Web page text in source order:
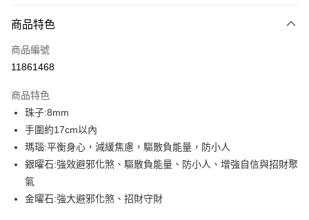
【大哥付你分期使用說明】
2.付款方式選擇「大哥付你分期」，訂單成立後會自動跳轉到大哥付的交易
流程，驗證手機門號後，選擇欲分期的期數、繳款截止日，確認付款後即完
3.實際核准額度、可分期數及費用金額請依後續交易確認頁面所載為準。
4.訂單成立30分鐘內，如未前往確認交易或遇審核未通過，訂單將自動取
消。如遇「轉專審核」未通過狀況，表示未達大哥付你分期系統評分，恕無
法說明評估內容。
1.分期款項不併入電信帳單，「大哥付你分期」於每月結算日後寄送繳費提
醒簡訊。
2.透過簡訊連結打開帳單後，可選擇「超商條碼／台灣大直營門市／銀行轉
帳／街口支付／iPASS MONEY」等通路繳費。
運送方式
全家取貨付款
每筆NT$80，滿NT$699(含以上)免運費
付款後全家取貨
萊爾富取貨付款
每筆NT$8,888，滿NT$8,888(含以上)免運費
商品特色
商品編號
11861468
商品特色
珠子:8mm
手圍約17cm以內
瑪瑙:平衡身心，減緩焦慮，驅散負能量，防小人
銀曜石:強效避邪化煞、驅散負能量、防小人、增強自信與招財聚
氣
金曜石:強大避邪化煞、招財守財